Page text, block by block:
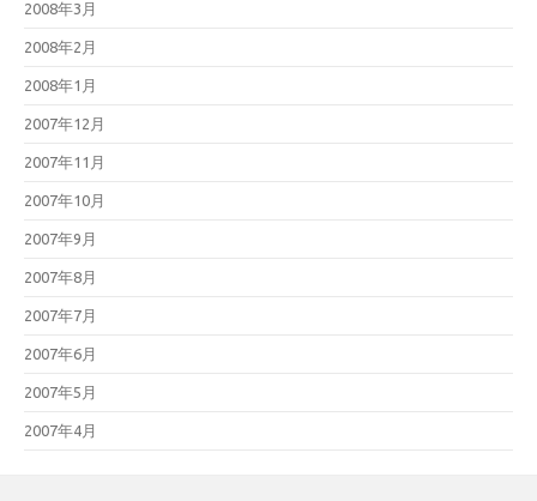
2008年3月
2008年2月
2008年1月
2007年12月
2007年11月
2007年10月
2007年9月
2007年8月
2007年7月
2007年6月
2007年5月
2007年4月